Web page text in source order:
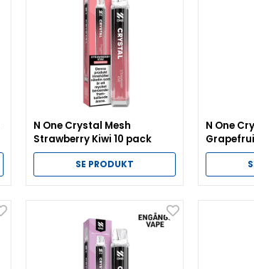
N One Crystal Mesh
Strawberry Kiwi 10 pack
SE PRODUKT
N One